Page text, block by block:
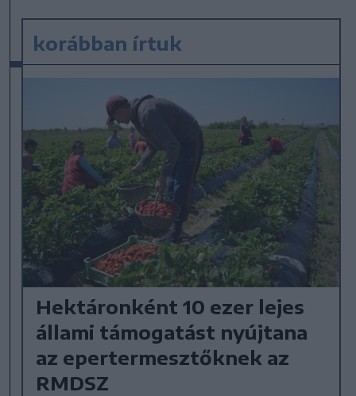
korábban írtuk
Hektáronként 10 ezer lejes
állami támogatást nyújtana
az epertermesztőknek az
RMDSZ